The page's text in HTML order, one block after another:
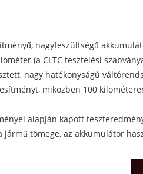
nagyfeszültségű
(a CLTC tesztelési
nagy hatékonyságú
miközben 100
alapján kapott
jármű tömege, az akkumulátor